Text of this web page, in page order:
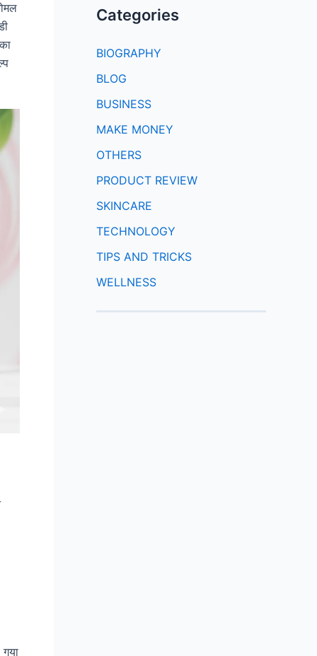
Categories
BIOGRAPHY
BLOG
BUSINESS
MAKE MONEY
OTHERS
PRODUCT REVIEW
SKINCARE
TECHNOLOGY
TIPS AND TRICKS
WELLNESS